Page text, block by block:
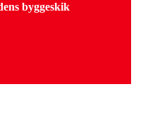
byggeskik